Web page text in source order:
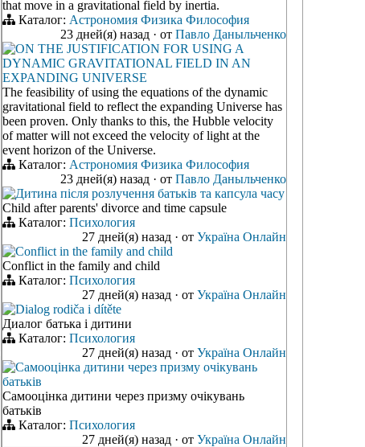
that move in a gravitational field by inertia.
Каталог: Астрономия Физика Философия
23 дней(я) назад · от Павло Даныльченко
ON THE JUSTIFICATION FOR USING A
DYNAMIC GRAVITATIONAL FIELD IN AN
EXPANDING UNIVERSE
The feasibility of using the equations of the dynamic
gravitational field to reflect the expanding Universe has
been proven. Only thanks to this, the Hubble velocity
of matter will not exceed the velocity of light at the
event horizon of the Universe.
Каталог: Астрономия Физика Философия
23 дней(я) назад · от Павло Даныльченко
Дитина після розлучення батьків та капсула часу
Child after parents' divorce and time capsule
Каталог: Психология
27 дней(я) назад · от Україна Онлайн
Conflict in the family and child
Conflict in the family and child
Каталог: Психология
27 дней(я) назад · от Україна Онлайн
Dialog rodiča i dítěte
Диалог батька і дитини
Каталог: Психология
27 дней(я) назад · от Україна Онлайн
Самооцінка дитини через призму очікувань
батьків
Самооцінка дитини через призму очікувань
батьків
Каталог: Психология
27 дней(я) назад · от Україна Онлайн